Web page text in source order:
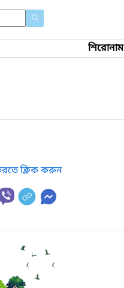
শিরোনাম
ক্লিক করুন